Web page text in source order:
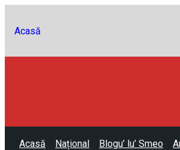
Acasă
Acasă Național Blogu’ lu’ Smeo